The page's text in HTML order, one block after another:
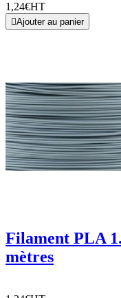
1,24€HT
Ajouter au panier
Filament PLA
mètres